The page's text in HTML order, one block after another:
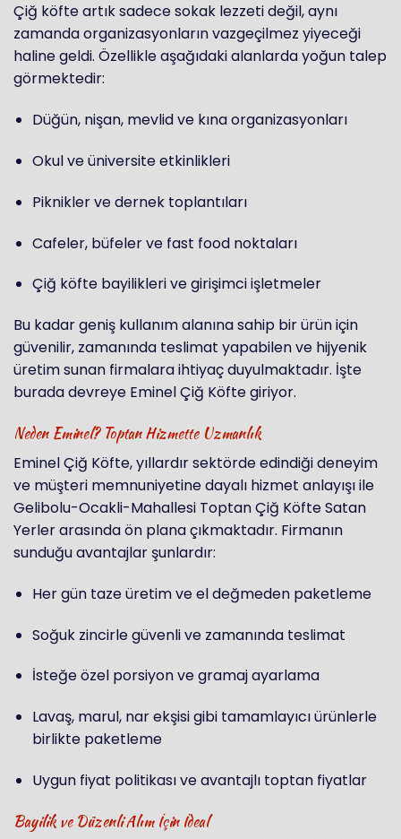
Çiğ köfte artık sadece sokak lezzeti değil, aynı
zamanda organizasyonların vazgeçilmez yiyeceği
haline geldi. Özellikle aşağıdaki alanlarda yoğun talep
görmektedir:
Düğün, nişan, mevlid ve kına organizasyonları
Okul ve üniversite etkinlikleri
Piknikler ve dernek toplantıları
Cafeler, büfeler ve fast food noktaları
Çiğ köfte bayilikleri ve girişimci işletmeler
Bu kadar geniş kullanım alanına sahip bir ürün için
güvenilir, zamanında teslimat yapabilen ve hijyenik
üretim sunan firmalara ihtiyaç duyulmaktadır. İşte
burada devreye Eminel Çiğ Köfte giriyor.
Neden Eminel? Toptan Hizmette Uzmanlık
Eminel Çiğ Köfte, yıllardır sektörde edindiği deneyim
ve müşteri memnuniyetine dayalı hizmet anlayışı ile
Gelibolu-Ocakli-Mahallesi Toptan Çiğ Köfte Satan
Yerler arasında ön plana çıkmaktadır. Firmanın
sunduğu avantajlar şunlardır:
Her gün taze üretim ve el değmeden paketleme
Soğuk zincirle güvenli ve zamanında teslimat
İsteğe özel porsiyon ve gramaj ayarlama
Lavaş, marul, nar ekşisi gibi tamamlayıcı ürünlerle
birlikte paketleme
Uygun fiyat politikası ve avantajlı toptan fiyatlar
Bayilik ve Düzenli Alım İçin İdeal